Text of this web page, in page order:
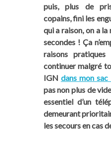
puis, plus de
copains, fini les
qui a raison, on a la
secondes ! Ça
raisons
continuer malgré
IGN dans mon sac
pas non plus de
essentiel d’un
demeurant
les secours en cas
temps libre...). Pour
vous pouvez, dans
liens affiliéspour
matériel, vos
d’hébergements,
touristiques... (voir la
Cela ne vous coûtera
nous aidera à
Route avec vous.
commander un de «
notre boutique.